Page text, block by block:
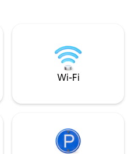
ónár
ar nithe
Bai
Coc,
meaisín níocháin/
aisce le húsáid),
freisin. Ná bíodh aon leisce ort teagmháil
a dhéanamh linn
Wi-Fi